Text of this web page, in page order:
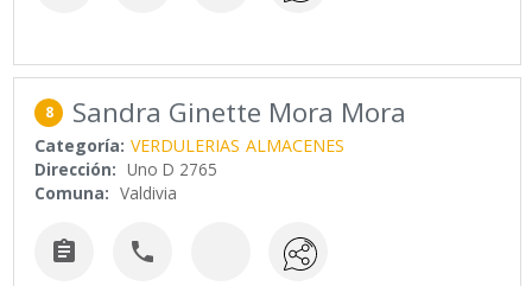
8 Sandra Ginette Mora Mora
Categoría: VERDULERIAS ALMACENES
Dirección: Uno D 2765
Comuna: Valdivia
 